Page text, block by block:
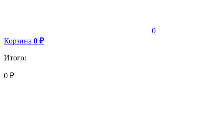
0
Корзина 0 ₽
Итого:
0 ₽